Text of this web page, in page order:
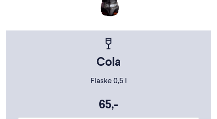
Cola
Flaske 0,5 l
65,-